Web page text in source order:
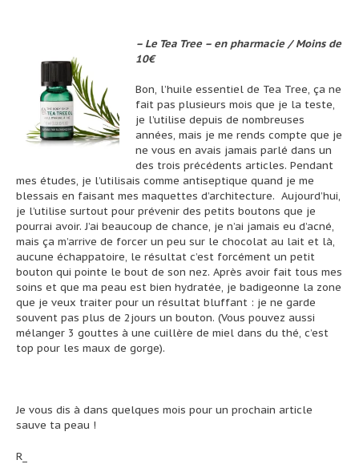
– Le Tea Tree – en pharmacie / Moins de
10€
Bon, l’huile essentiel de Tea Tree, ça ne
fait pas plusieurs mois que je la teste,
je l’utilise depuis de nombreuses
années, mais je me rends compte que je
ne vous en avais jamais parlé dans un
des trois précédents articles. Pendant
mes études, je l’utilisais comme antiseptique quand je me
blessais en faisant mes maquettes d’architecture. Aujourd’hui,
je l’utilise surtout pour prévenir des petits boutons que je
pourrai avoir. J’ai beaucoup de chance, je n’ai jamais eu d’acné,
mais ça m’arrive de forcer un peu sur le chocolat au lait et là,
aucune échappatoire, le résultat c’est forcément un petit
bouton qui pointe le bout de son nez. Après avoir fait tous mes
soins et que ma peau est bien hydratée, je badigeonne la zone
que je veux traiter pour un résultat bluffant : je ne garde
souvent pas plus de 2jours un bouton. (Vous pouvez aussi
mélanger 3 gouttes à une cuillère de miel dans du thé, c’est
top pour les maux de gorge).
Je vous dis à dans quelques mois pour un prochain article
sauve ta peau !
R_